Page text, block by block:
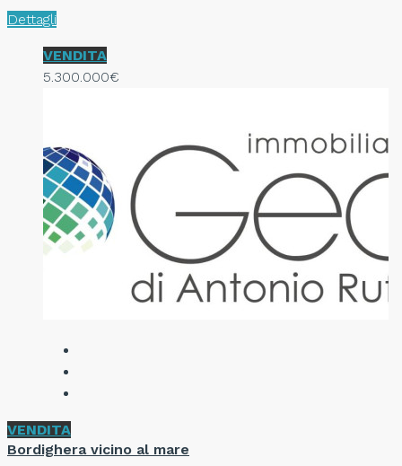
Dettagli
VENDITA
5.300.000€
VENDITA
Bordighera vicino al mare